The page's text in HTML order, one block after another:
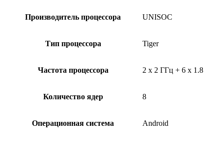
Производитель процессора UNISOC
Тип процессора Tiger
Частота процессора 2 x 2 ГГц + 6 x 1.8
Количество ядер 8
Операционная система Android